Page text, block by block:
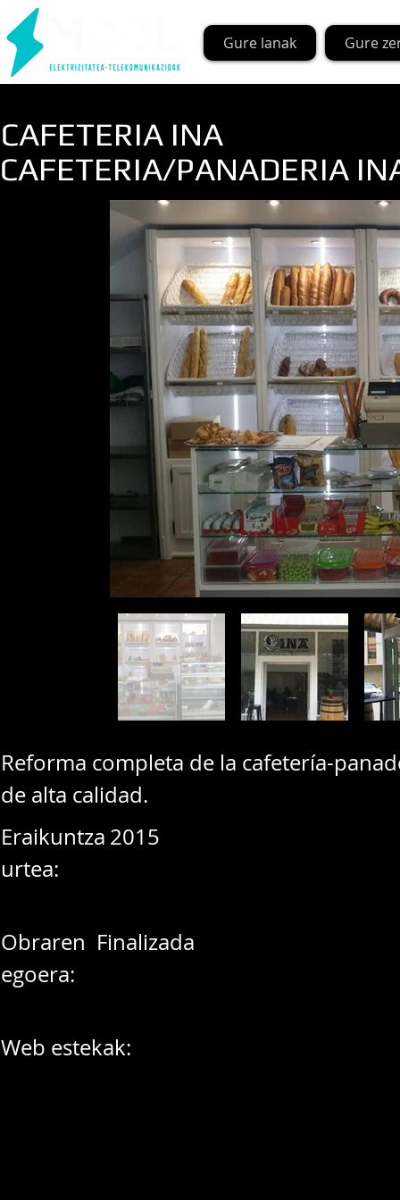
Gure lanak Gure
CAFETERIA INA
CAFETERIA/PANADERIA
Reforma completa de la cafetería-
de alta calidad.
2015
Eraikuntza
urtea:
Obraren
egoera:
Finalizada
Web estekak: